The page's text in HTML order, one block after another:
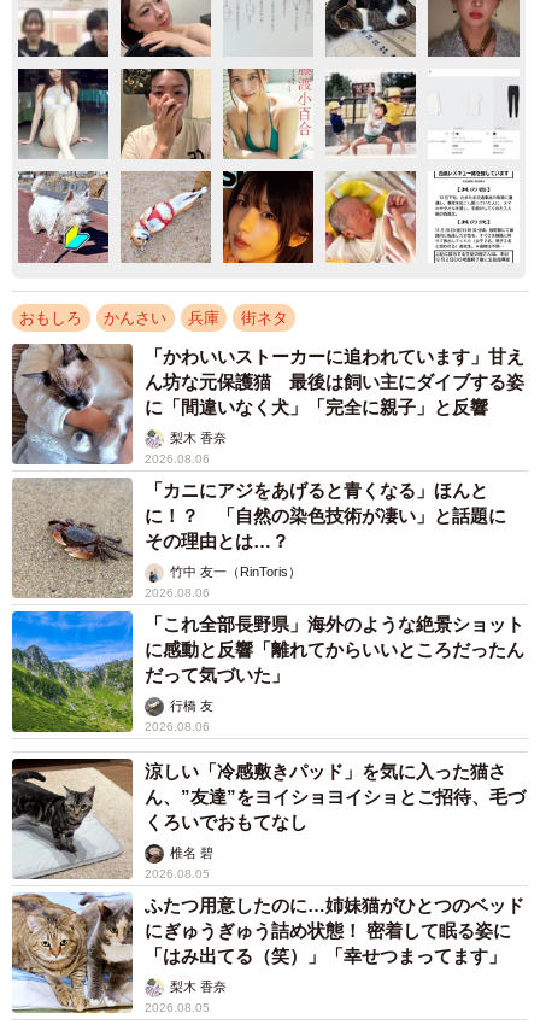
おもしろ かんさい 兵庫 街ネタ
「かわいいストーカーに追われています」甘え
ん坊な元保護猫 最後は飼い主にダイブする姿
に「間違いなく犬」「完全に親子」と反響
梨木 香奈
2026.08.06
「カニにアジをあげると青くなる」ほんと
に！？ 「自然の染色技術が凄い」と話題に
その理由とは…？
竹中 友一（RinToris）
2026.08.06
「これ全部長野県」海外のような絶景ショット
に感動と反響「離れてからいいところだったん
だって気づいた」
行橋 友
2026.08.06
涼しい「冷感敷きパッド」を気に入った猫さ
ん、”友達”をヨイショヨイショとご招待、毛づ
くろいでおもてなし
椎名 碧
2026.08.05
ふたつ用意したのに…姉妹猫がひとつのベッド
にぎゅうぎゅう詰め状態！ 密着して眠る姿に
「はみ出てる（笑）」「幸せつまってます」
梨木 香奈
2026.08.05